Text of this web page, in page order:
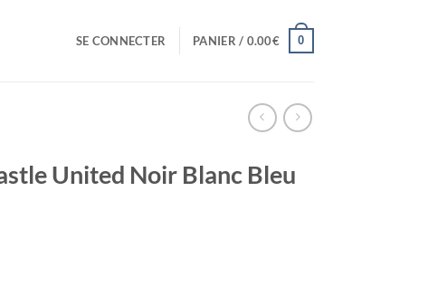
SE CONNECTER PANIER / 0.00€ 0
United Noir Blanc Bleu